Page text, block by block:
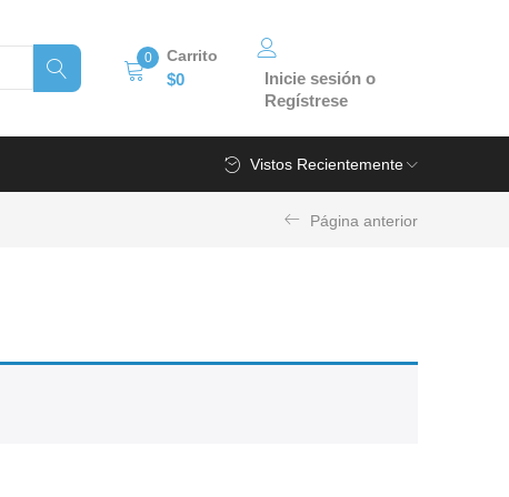
Inicie sesión o
Regístrese
0 Carrito
$0
Vistos Recientemente
Página anterior